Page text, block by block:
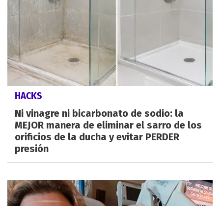
HACKS
Ni vinagre ni bicarbonato de sodio: la
MEJOR manera de eliminar el sarro de los
orificios de la ducha y evitar PERDER
presión